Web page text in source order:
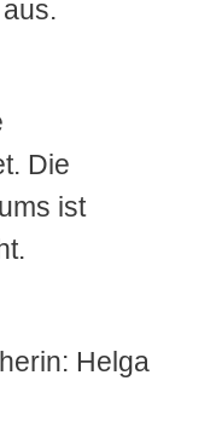
Die
ist
Helga